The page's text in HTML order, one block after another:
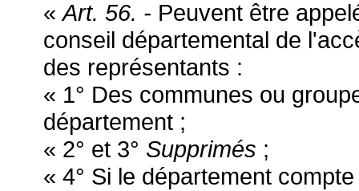
«Art. 56. - Peuvent être
conseil départemental de
des représentants :
« 1° Des communes ou
département ;
« 2° et 3° Supprimés ;
« 4° Si le département